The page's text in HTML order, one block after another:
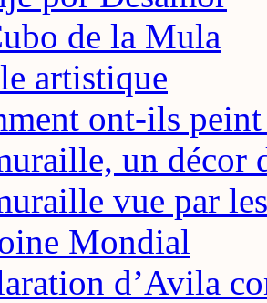
de la Mula
artistique
ont-ils
un décor
vue par
Mondial
d’Avila